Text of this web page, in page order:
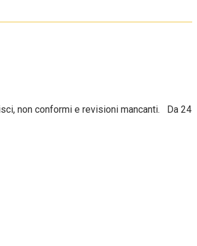
non conformi e revisioni mancanti. Da 24